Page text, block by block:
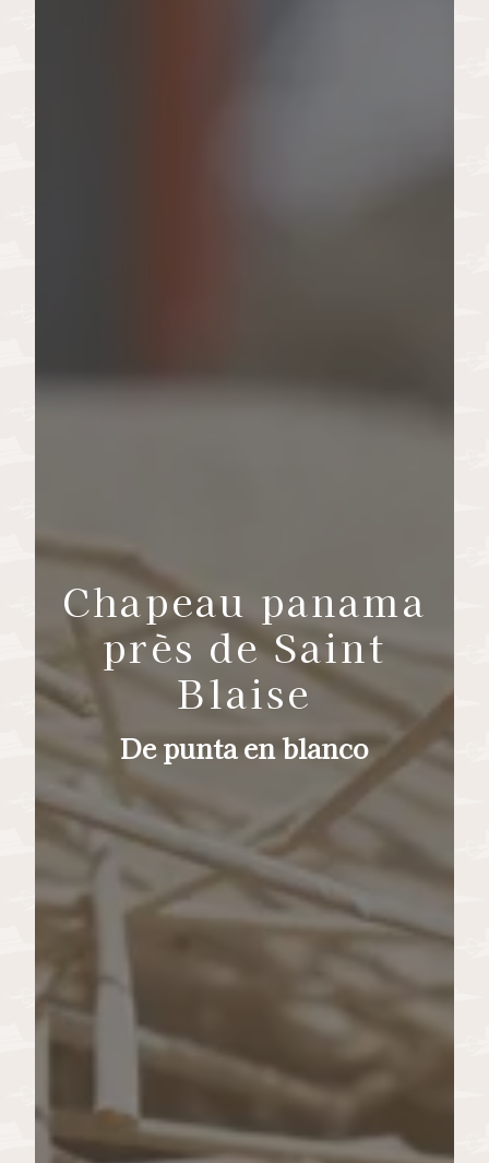
Chapeau panama
près de Saint
Blaise
De punta en blanco